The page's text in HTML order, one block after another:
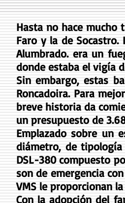
Hasta no hace mucho
Faro y la de
Alumbrado. era un
donde estaba el vigía
Sin embargo, estas
Roncadoira. Para
breve historia da
un presupuesto de
Emplazado sobre un
diámetro, de
DSL-380 compuesto
son de emergencia
VMS le proporcionan
Con la adopción del